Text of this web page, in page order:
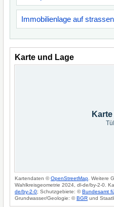
Immobilienlage auf
Karte und Lage
Kartendaten ©OpenStreetMap . Weitere
Wahlkreisgeometrie 2024, dl-de/by-2-0.
de/by-2-0; Schutzgebiete: ©Bundesamt
Grundwasser/Geologie: ©BGR und